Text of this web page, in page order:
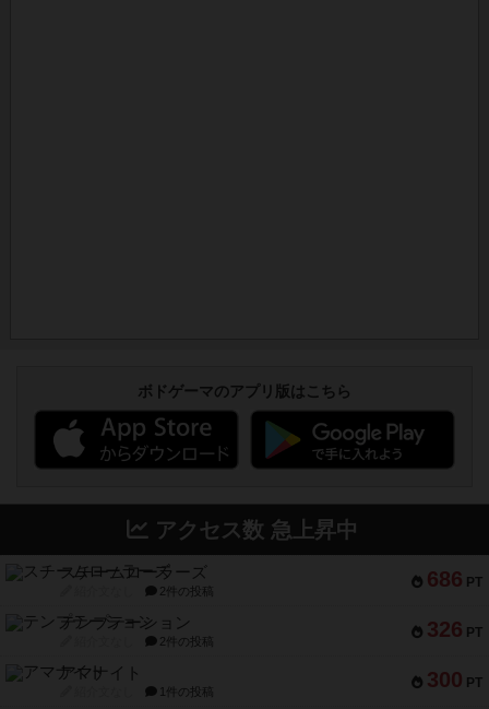
ボドゲーマのアプリ版はこちら
アクセス数 急上昇中
686 PT
スチームローラーズ
2件の投稿
326 PT
テンプテーション
2件の投稿
300 PT
アマナイト
1件の投稿